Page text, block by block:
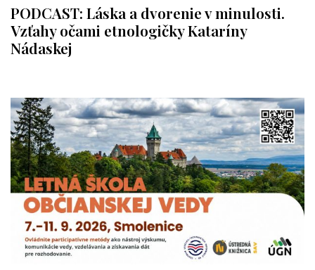
PODCAST: Láska a dvorenie v minulosti.
Vzťahy očami etnologičky Kataríny
Nádaskej